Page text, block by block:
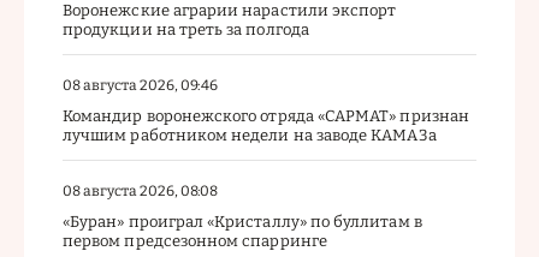
Воронежские аграрии нарастили экспорт
продукции на треть за полгода
08 августа 2026, 09:46
Командир воронежского отряда «САРМАТ» признан
лучшим работником недели на заводе КАМАЗа
08 августа 2026, 08:08
«Буран» проиграл «Кристаллу» по буллитам в
первом предсезонном спарринге